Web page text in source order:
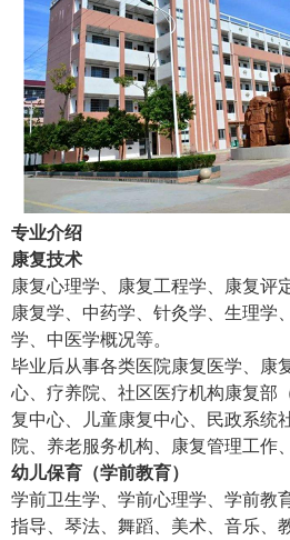
专业介绍
康复技术
康复心理学、康复工程学、康复评
康复学、中药学、针灸学、生理学
学、中医学概况等。
毕业后从事各类医院康复医学、康
心、疗养院、社区医疗机构康复部
复中心、儿童康复中心、民政系统
院、养老服务机构、康复管理工作
幼儿保育（学前教育）
学前卫生学、学前心理学、学前教
指导、琴法、舞蹈、美术、音乐、